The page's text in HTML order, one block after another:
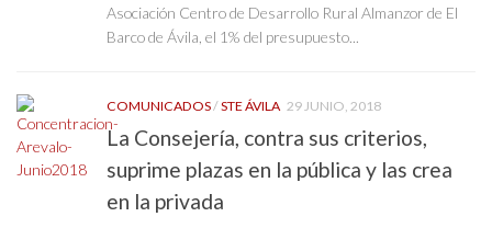
Asociación Centro de Desarrollo Rural Almanzor de El
Barco de Ávila, el 1% del presupuesto...
COMUNICADOS/STE ÁVILA 29 JUNIO, 2018
La Consejería, contra sus criterios,
suprime plazas en la pública y las crea
en la privada